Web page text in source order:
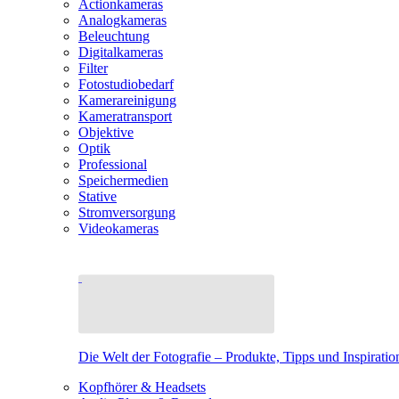
Actionkameras
Analogkameras
Beleuchtung
Digitalkameras
Filter
Fotostudiobedarf
Kamerareinigung
Kameratransport
Objektive
Optik
Professional
Speichermedien
Stative
Stromversorgung
Videokameras
Die Welt der Fotografie – Produkte, Tipps und
Kopfhörer & Headsets